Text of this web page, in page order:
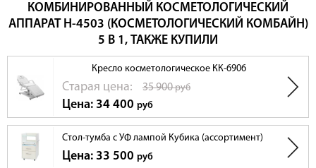
КОМБИНИРОВАННЫЙ КОСМЕТОЛОГИЧЕСКИЙ
АППАРАТ H-4503 (КОСМЕТОЛОГИЧЕСКИЙ КОМБАЙН)
5 В 1, ТАКЖЕ КУПИЛИ
Кресло косметологическое КК-6906
Cтарая цена: 35 900руб
Цена: 34 400 руб
Стол-тумба с УФ лампой Кубика (ассортимент)
Цена: 33 500 руб